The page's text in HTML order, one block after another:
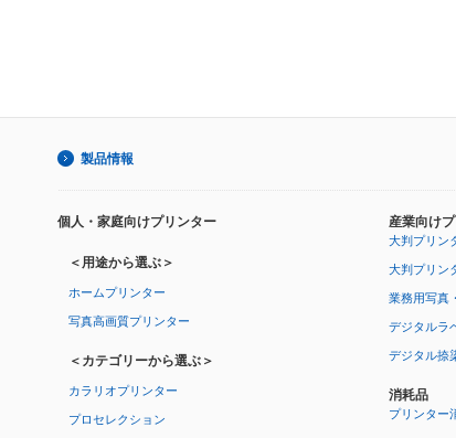
製品情報
個人・家庭向けプリンター
＜用途から選ぶ＞
ホームプリンター
写真高画質プリンター
＜カテゴリーから選ぶ＞
カラリオプリンター
プロセレクション
産業向け
大判プリン
大判プリン
業務用写真
デジタルラ
デジタル捺
消耗品
プリンター